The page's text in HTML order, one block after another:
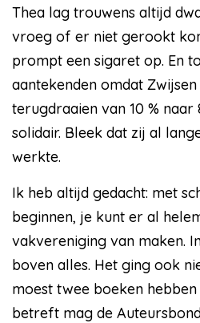
Thea lag trouwens altijd
vroeg of er niet gerookt
prompt een sigaret op. En
aantekenden omdat
terugdraaien van 10 % naar
solidair. Bleek dat zij al
werkte.
Ik heb altijd gedacht: met
beginnen, je kunt er al
vakvereniging van maken.
boven alles. Het ging ook
moest twee boeken
betreft mag de